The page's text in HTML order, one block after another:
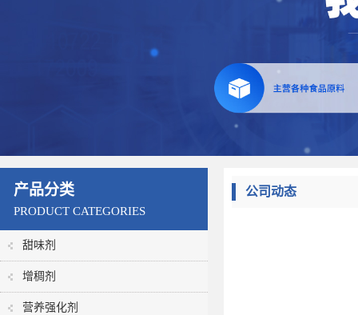
产品分类
PRODUCT CATEGORIES
甜味剂
增稠剂
营养强化剂
公司动态